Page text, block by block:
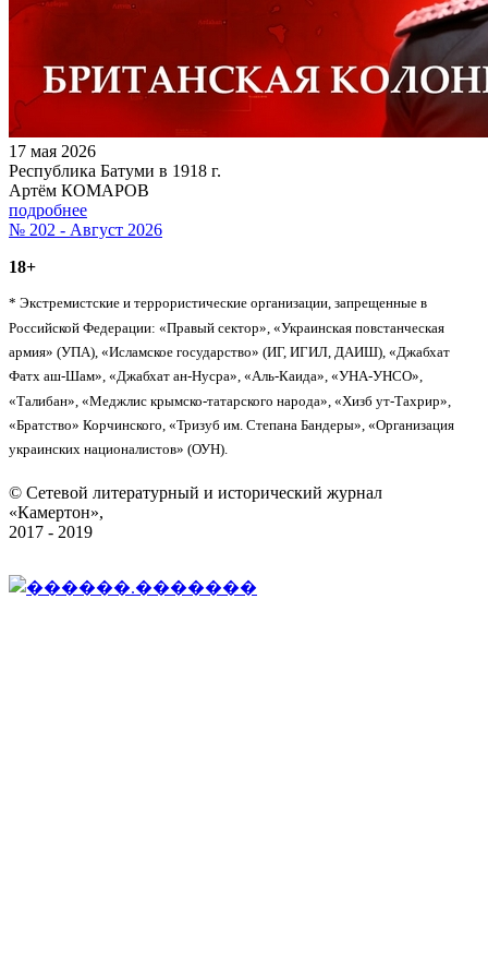
17 мая 2026
Республика Батуми в 1918 г.
Артём КОМАРОВ
подробнее
№ 202 - Август 2026
18+
* Экстремистские и террористические организации, запрещенные в
Российской Федерации: «Правый сектор», «Украинская повстанческая
армия» (УПА), «Исламское государство» (ИГ, ИГИЛ, ДАИШ), «Джабхат
Фатх аш-Шам», «Джабхат ан-Нусра», «Аль-Каида», «УНА-УНСО»,
«Талибан», «Меджлис крымско-татарского народа», «Хизб ут-Тахрир»,
«Братство» Корчинского, «Тризуб им. Степана Бандеры», «Организация
украинских националистов» (ОУН).
© Сетевой литературный и исторический журнал
«Камертон»,
2017 - 2019